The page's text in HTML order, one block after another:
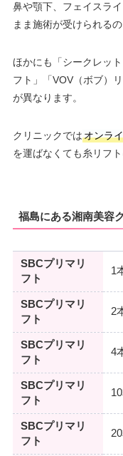
鼻や顎下、フェイスラ
まま施術が受けられるの
ほかにも「シークレッ
フト」「VOV（ボブ）
が異なります。
クリニックではオンラ
を運ばなくても糸リフ
福島にある湘南美容
SBCプリマリ
フト
1
SBCプリマリ
フト
2
SBCプリマリ
フト
4
SBCプリマリ
フト
SBCプリマリ
フト